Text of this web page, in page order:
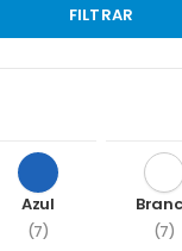
FILTRAR
Azul
(7) (7)